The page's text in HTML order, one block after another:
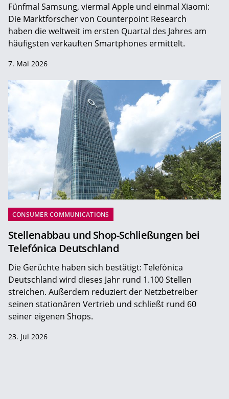
Fünfmal Samsung, viermal Apple und einmal Xiaomi:
Die Marktforscher von Counterpoint Research
haben die weltweit im ersten Quartal des Jahres am
häufigsten verkauften Smartphones ermittelt.
7. Mai 2026
CONSUMER COMMUNICATIONS
Stellenabbau und Shop-Schließungen bei
Telefónica Deutschland
Die Gerüchte haben sich bestätigt: Telefónica
Deutschland wird dieses Jahr rund 1.100 Stellen
streichen. Außerdem reduziert der Netzbetreiber
seinen stationären Vertrieb und schließt rund 60
seiner eigenen Shops.
23. Jul 2026